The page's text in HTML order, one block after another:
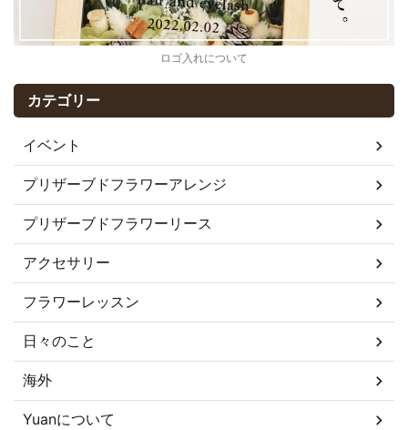
ロゴ入れについて
カテゴリー
イベント
プリザーブドフラワーアレンジ
プリザーブドフラワーリース
アクセサリー
フラワーレッスン
日々のこと
海外
Yuanについて